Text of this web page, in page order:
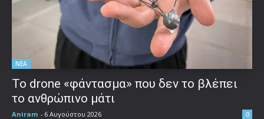
ΝΕΑ
Το drone «φάντασμα» που δεν το βλέπει
το ανθρώπινο μάτι
Aniram - 6 Αυγούστου 2026 0